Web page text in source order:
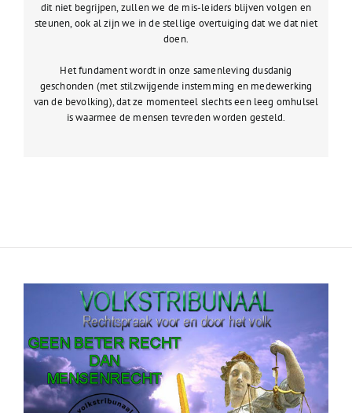
dit niet begrijpen, zullen we de mis-leiders blijven volgen en
steunen, ook al zijn we in de stellige overtuiging dat we dat niet
doen.
Het fundament wordt in onze samenleving dusdanig
geschonden (met stilzwijgende instemming en medewerking
van de bevolking), dat ze momenteel slechts een leeg omhulsel
is waarmee de mensen tevreden worden gesteld.